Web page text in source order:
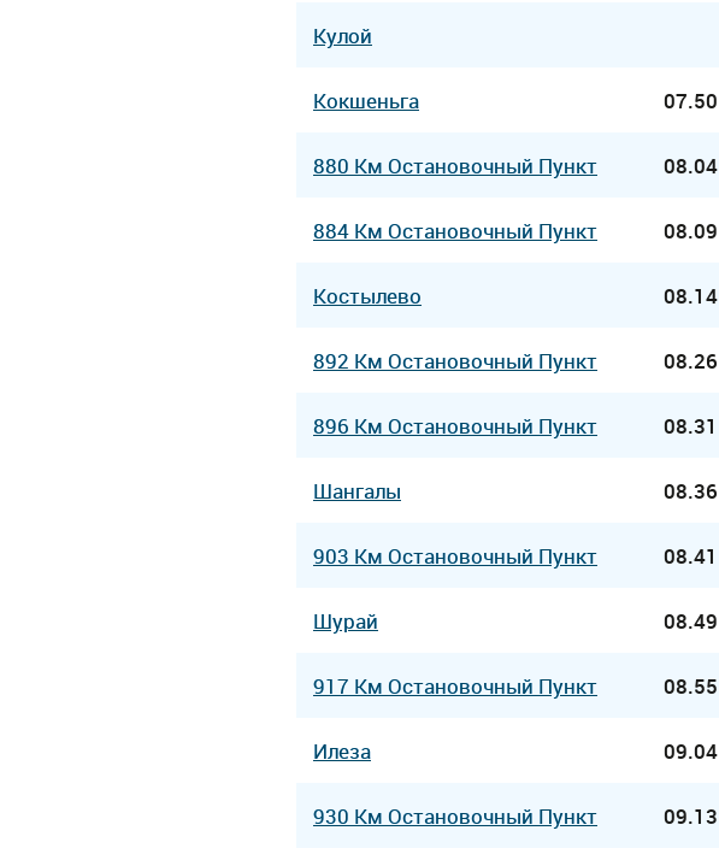
Кулой
Кокшеньга 07.50
880 Км Остановочный Пункт 08.04
884 Км Остановочный Пункт 08.09
Костылево 08.14
892 Км Остановочный Пункт 08.26
896 Км Остановочный Пункт 08.31
Шангалы 08.36
903 Км Остановочный Пункт 08.41
Шурай 08.49
917 Км Остановочный Пункт 08.55
Илеза 09.04
930 Км Остановочный Пункт 09.13